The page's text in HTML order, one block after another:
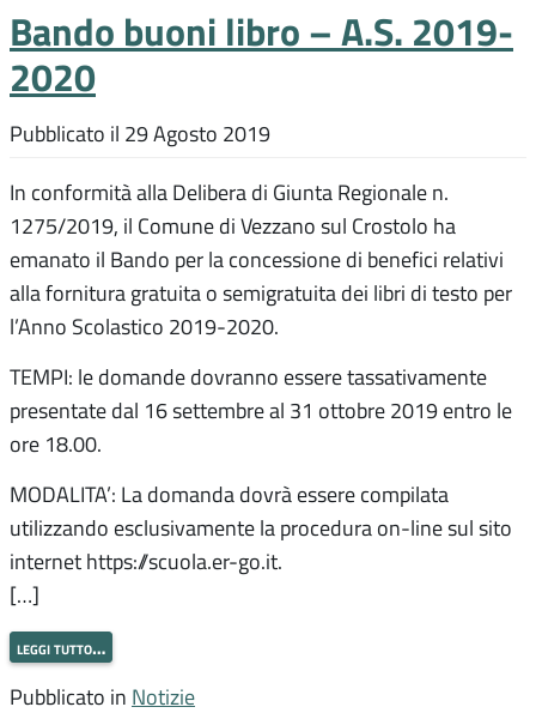
Bando buoni libro – A.S. 2019-
2020
Pubblicato il 29 Agosto 2019
In conformità alla Delibera di Giunta Regionale n.
1275/2019, il Comune di Vezzano sul Crostolo ha
emanato il Bando per la concessione di benefici relativi
alla fornitura gratuita o semigratuita dei libri di testo per
l’Anno Scolastico 2019-2020.
TEMPI: le domande dovranno essere tassativamente
presentate dal 16 settembre al 31 ottobre 2019 entro le
ore 18.00.
MODALITA’: La domanda dovrà essere compilata
utilizzando esclusivamente la procedura on-line sul sito
internet https://scuola.er-go.it.
[…]
leggi tutto…
Pubblicato in Notizie